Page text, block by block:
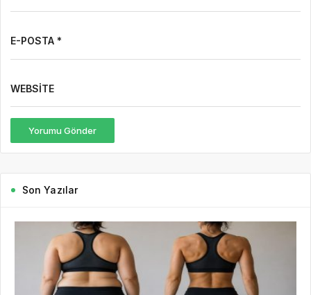
E-POSTA *
WEBSITE
Yorumu Gönder
Son Yazılar